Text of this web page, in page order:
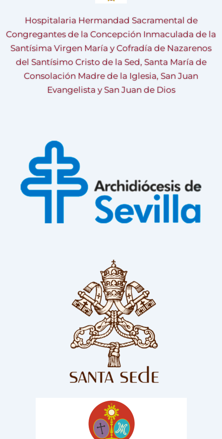
Hospitalaria Hermandad Sacramental de
Congregantes de la Concepción Inmaculada de la
Santísima Virgen María y Cofradía de Nazarenos
del Santísimo Cristo de la Sed, Santa María de
Consolación Madre de la Iglesia, San Juan
Evangelista y San Juan de Dios